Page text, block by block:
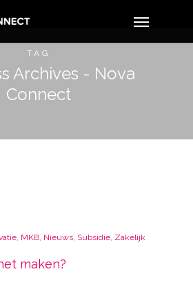
TAG
Archives - Nova
Connect
, MKB, Nieuws, Subsidie, Zakelijk
maken?